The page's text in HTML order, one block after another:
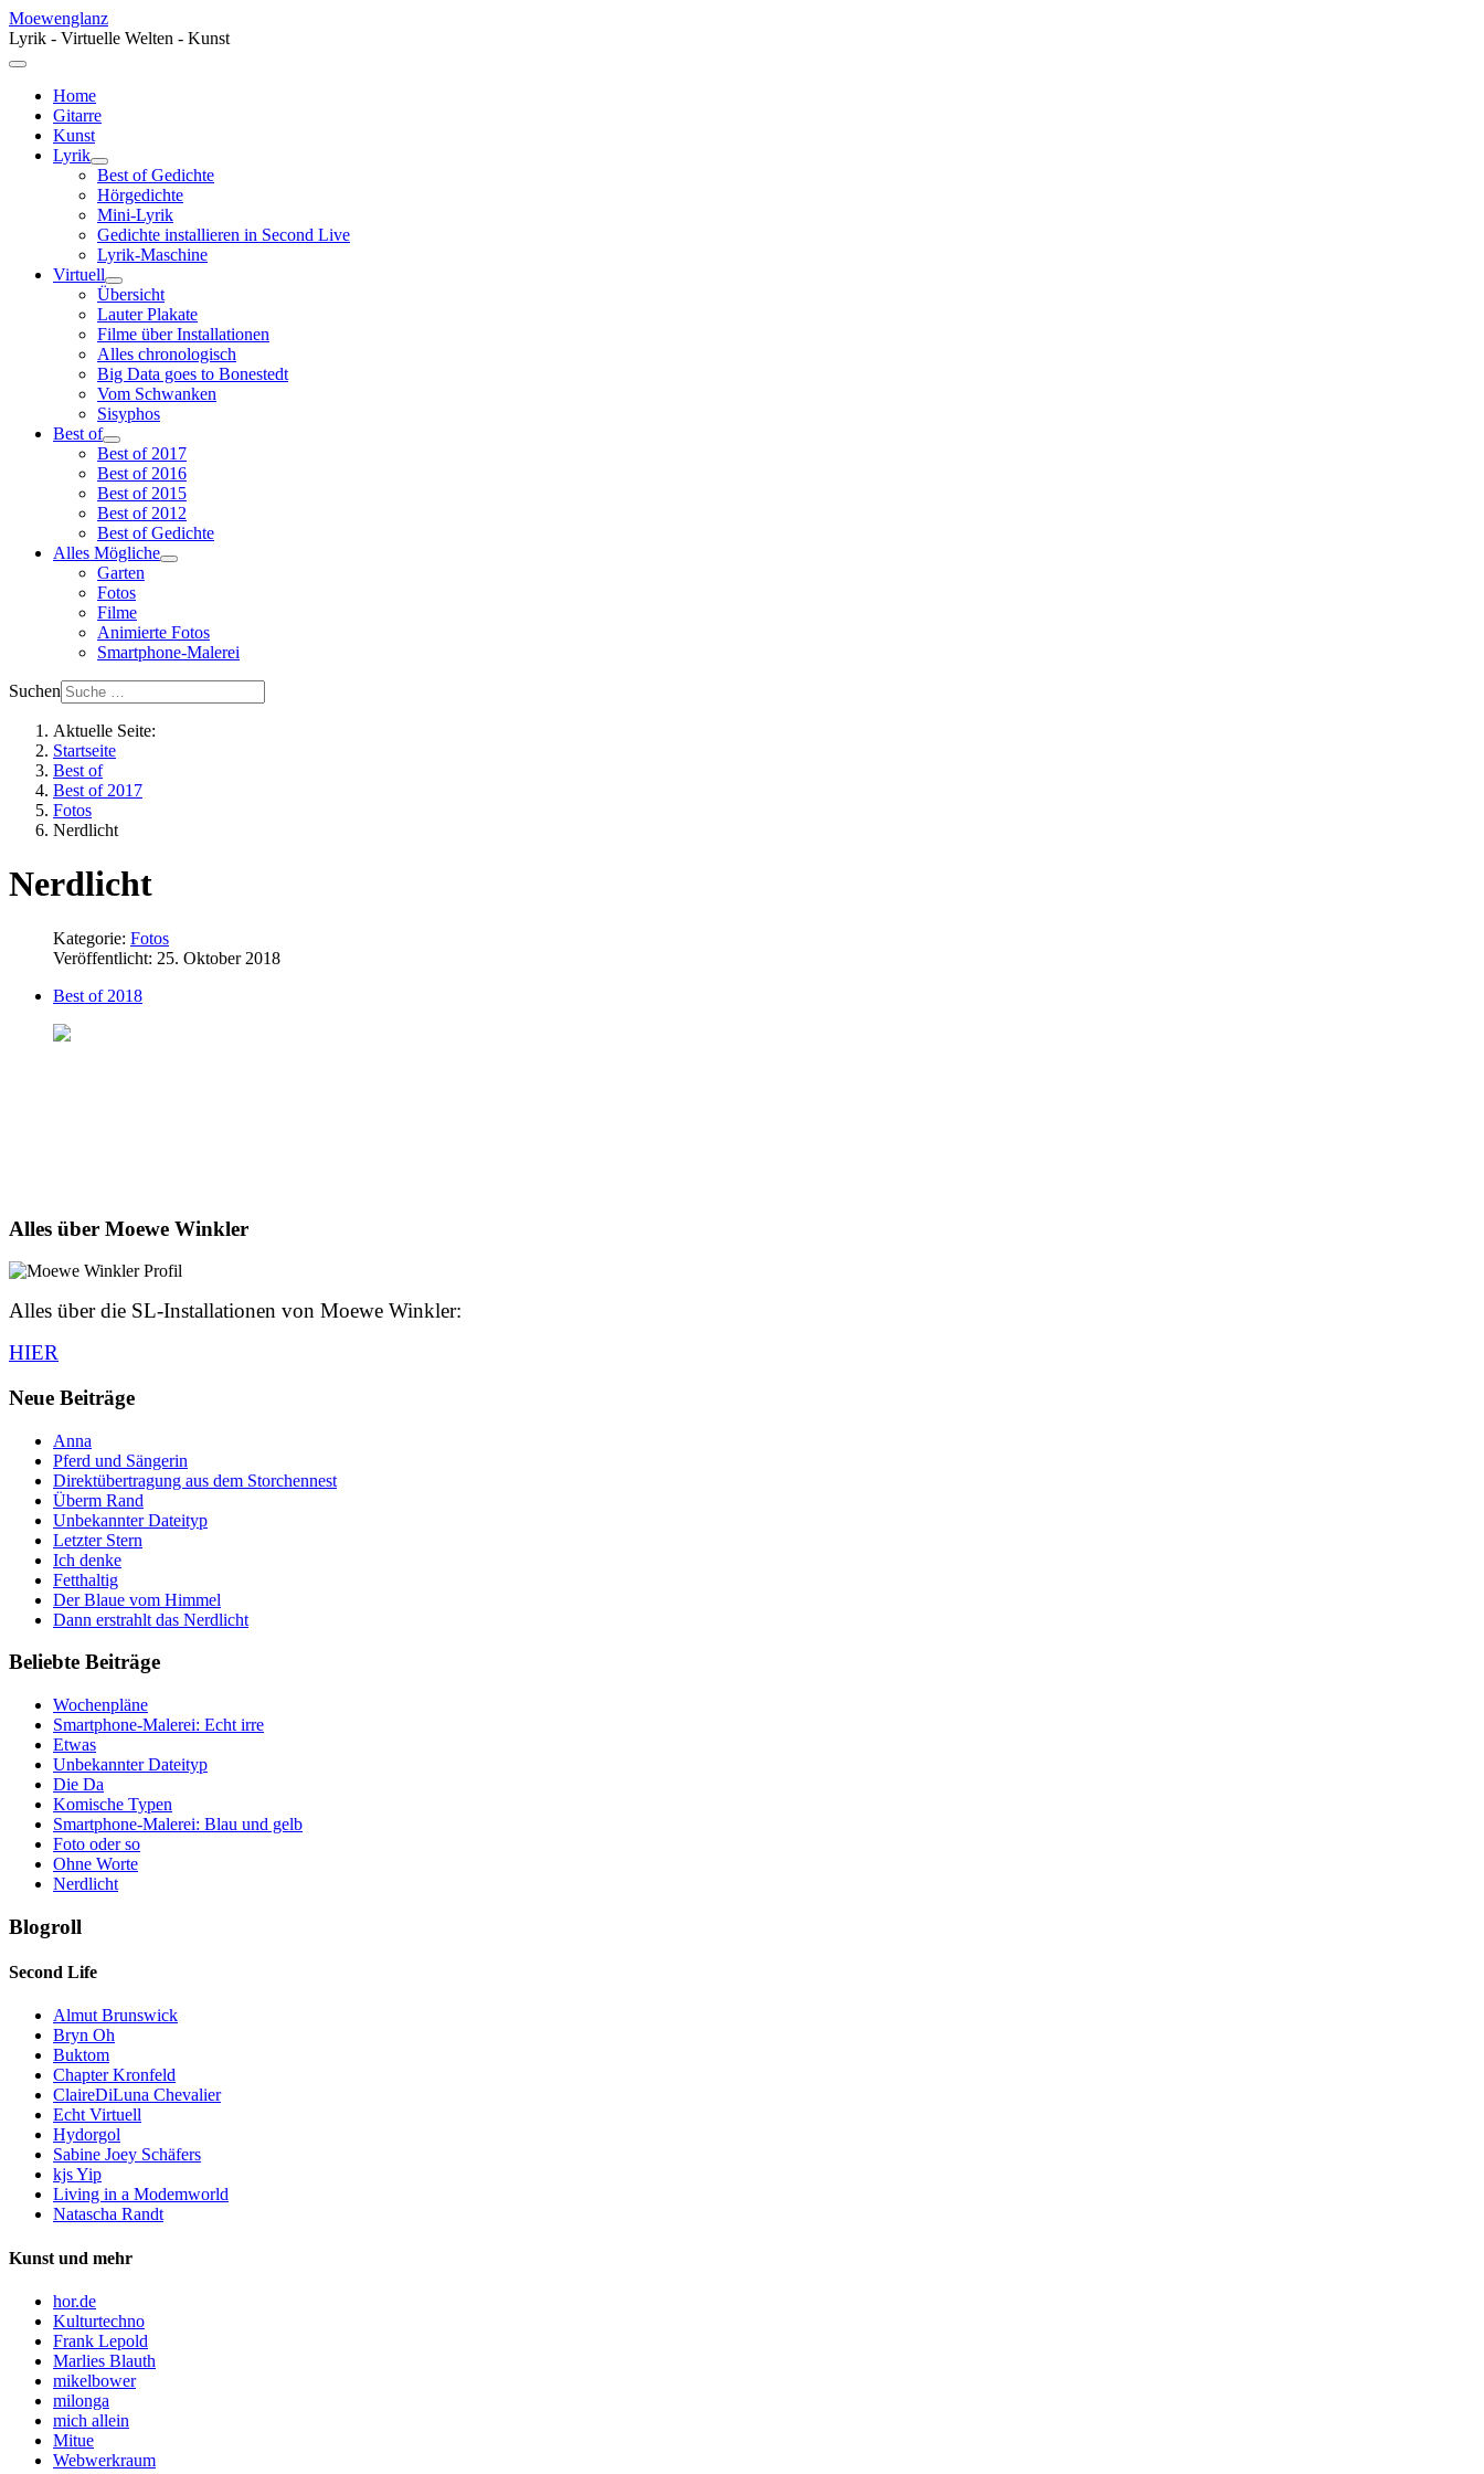
Moewenglanz
Lyrik - Virtuelle Welten - Kunst
Home
Gitarre
Kunst
Lyrik
Best of Gedichte
Hörgedichte
Mini-Lyrik
Gedichte installieren in Second Live
Lyrik-Maschine
Virtuell
Übersicht
Lauter Plakate
Filme über Installationen
Alles chronologisch
Big Data goes to Bonestedt
Vom Schwanken
Sisyphos
Best of
Best of 2017
Best of 2016
Best of 2015
Best of 2012
Best of Gedichte
Alles Mögliche
Garten
Fotos
Filme
Animierte Fotos
Smartphone-Malerei
Suchen
Aktuelle Seite:
Startseite
Best of
Best of 2017
Fotos
Nerdlicht
Nerdlicht
Kategorie: Fotos
Veröffentlicht: 25. Oktober 2018
Best of 2018
Alles über Moewe Winkler
Alles über die SL-Installationen von Moewe Winkler:
HIER
Neue Beiträge
Anna
Pferd und Sängerin
Direktübertragung aus dem Storchennest
Überm Rand
Unbekannter Dateityp
Letzter Stern
Ich denke
Fetthaltig
Der Blaue vom Himmel
Dann erstrahlt das Nerdlicht
Beliebte Beiträge
Wochenpläne
Smartphone-Malerei: Echt irre
Etwas
Unbekannter Dateityp
Die Da
Komische Typen
Smartphone-Malerei: Blau und gelb
Foto oder so
Ohne Worte
Nerdlicht
Blogroll
Second Life
Almut Brunswick
Bryn Oh
Buktom
Chapter Kronfeld
ClaireDiLuna Chevalier
Echt Virtuell
Hydorgol
Sabine Joey Schäfers
kjs Yip
Living in a Modemworld
Natascha Randt
Kunst und mehr
hor.de
Kulturtechno
Frank Lepold
Marlies Blauth
mikelbower
milonga
mich allein
Mitue
Webwerkraum